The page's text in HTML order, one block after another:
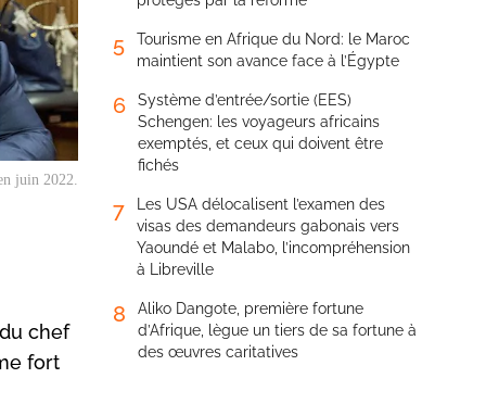
juin 2022.
chef
fort
5
Tourisme en Afrique du Nord: le Maroc
maintient son avance face à l’Égypte
6
Système d’entrée/sortie (EES)
Schengen: les voyageurs africains
exemptés, et ceux qui doivent être
fichés
7
Les USA délocalisent l’examen des
visas des demandeurs gabonais vers
Yaoundé et Malabo, l’incompréhension
à Libreville
8
Aliko Dangote, première fortune
d’Afrique, lègue un tiers de sa fortune à
des œuvres caritatives